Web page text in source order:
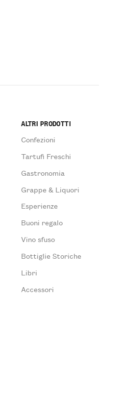
ALTRI PRODOTTI
Confezioni
Tartufi Freschi
Gastronomia
Grappe & Liquori
Esperienze
Buoni regalo
Vino sfuso
Bottiglie Storiche
Libri
Accessori